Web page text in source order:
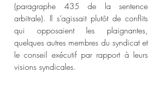
(paragraphe 435 de la sentence
arbitrale). Il s’agissait plutôt de conflits
qui opposaient les plaignantes,
quelques autres membres du syndicat et
le conseil exécutif par rapport à leurs
visions syndicales.